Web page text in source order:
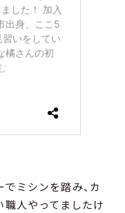
ミシンを踏み、カ
職人やってましたけ